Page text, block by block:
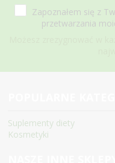
Zapoznałem się z
przetwarzania
Suplementy diety
Kosmetyki